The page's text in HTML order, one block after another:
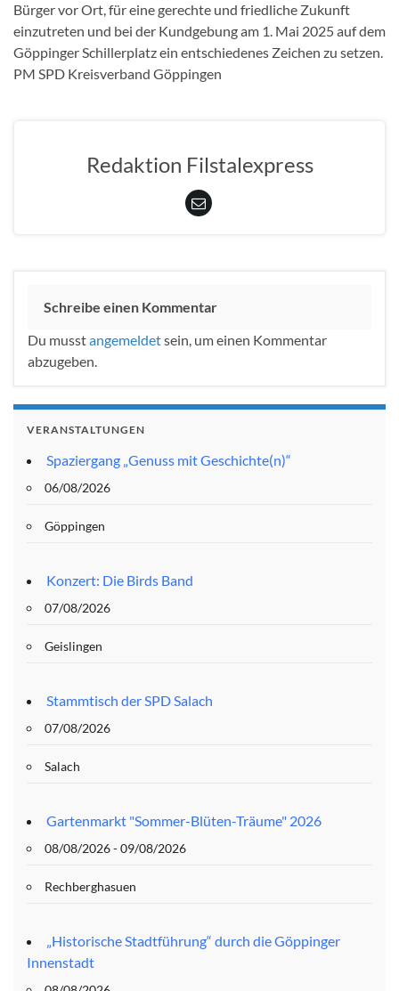
Bürger vor Ort, für eine gerechte und friedliche Zukunft
einzutreten und bei der Kundgebung am 1. Mai 2025 auf dem
Göppinger Schillerplatz ein entschiedenes Zeichen zu setzen.
PM SPD Kreisverband Göppingen
Redaktion Filstalexpress
Schreibe einen Kommentar
Du musstangemeldetsein, um einen Kommentar
abzugeben.
VERANSTALTUNGEN
Spaziergang „Genuss mit Geschichte(n)“
06/08/2026
Göppingen
Konzert: Die Birds Band
07/08/2026
Geislingen
Stammtisch der SPD Salach
07/08/2026
Salach
Gartenmarkt "Sommer-Blüten-Träume" 2026
08/08/2026 - 09/08/2026
Rechberghasuen
„Historische Stadtführung“ durch die Göppinger
Innenstadt